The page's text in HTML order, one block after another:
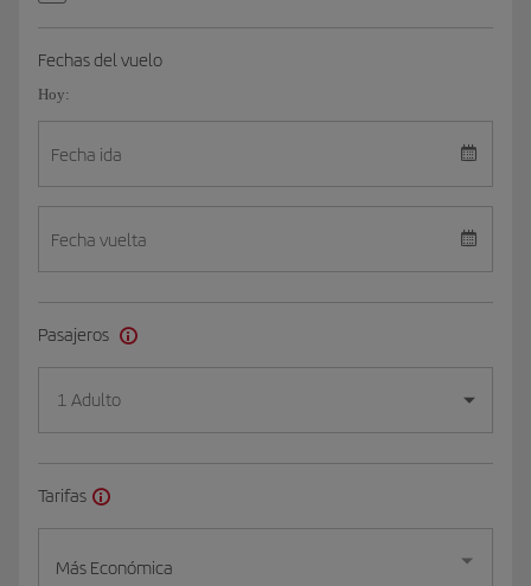
Fechas del vuelo
Hoy:
Fecha ida
Fecha vuelta
Pasajeros
1 Adulto
Tarifas
Más Económica